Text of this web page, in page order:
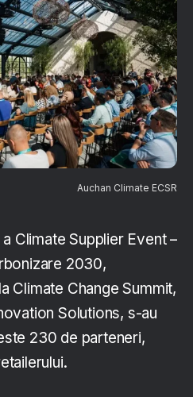
Auchan Climate ECSR
Climate Supplier Event –
2030,
Climate Change Summit,
Solutions, s-au
230 de parteneri,